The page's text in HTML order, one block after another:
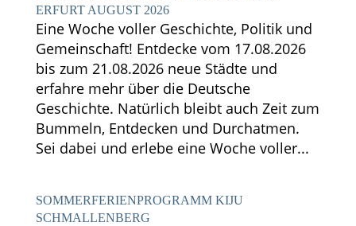
ERFURT AUGUST 2026
Eine Woche voller Geschichte, Politik und
Gemeinschaft! Entdecke vom 17.08.2026
bis zum 21.08.2026 neue Städte und
erfahre mehr über die Deutsche
Geschichte. Natürlich bleibt auch Zeit zum
Bummeln, Entdecken und Durchatmen.
Sei dabei und erlebe eine Woche voller...
SOMMERFERIENPROGRAMM KIJU
SCHMALLENBERG